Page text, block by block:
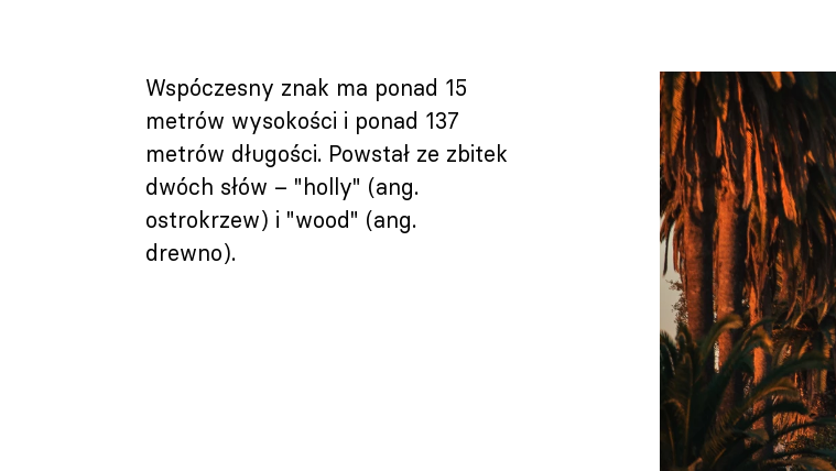
Wspóczesny znak ma ponad 15
metrów wysokości i ponad 137
metrów długości. Powstał ze zbitek
dwóch słów – "holly" (ang.
ostrokrzew) i "wood" (ang.
drewno).